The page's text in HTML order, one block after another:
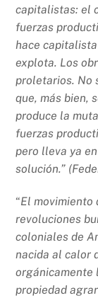
capitalistas: el
fuerzas
hace
explota. Los
proletarios. No
que, más bien,
produce la
fuerzas
pero lleva ya
solución.”
“El movimiento
revoluciones
coloniales de
nacida al calor
orgánicamente
propiedad